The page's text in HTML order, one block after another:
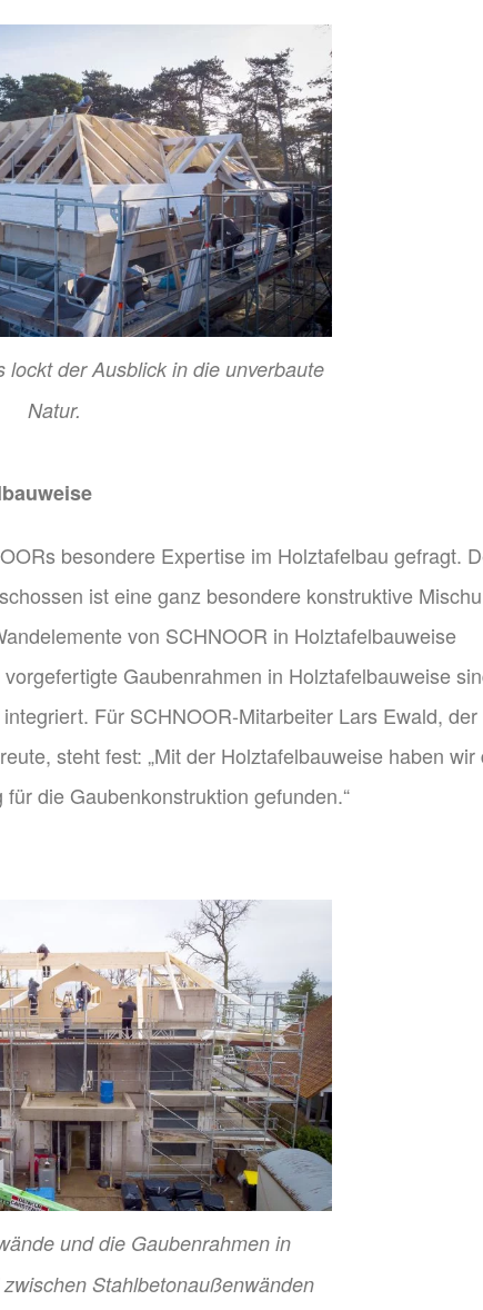
lockt der Ausblick in die unverbaute
Natur.
besondere Expertise im Holztafelbau gefragt.
ist eine ganz besondere konstruktive
von SCHNOOR in Holztafelbauweise
Gaubenrahmen in Holztafelbauweise
Für SCHNOOR-Mitarbeiter Lars Ewald,
steht fest: „Mit der Holztafelbauweise haben wir
die Gaubenkonstruktion gefunden.“
und die Gaubenrahmen in
Stahlbetonaußenwänden